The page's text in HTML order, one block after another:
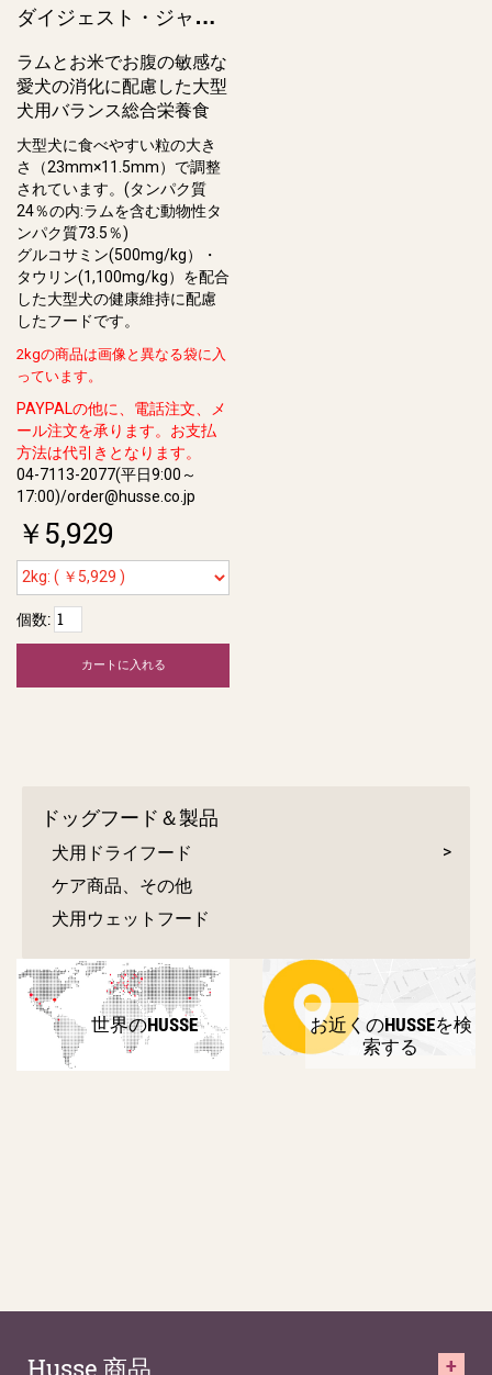
ダ
イジェスト・ジャイアント / Digest Giant
ラムとお米でお腹の敏感な
愛犬の消化に配慮した大型
犬用バランス総合栄養食
大型犬に食べやすい粒の大き
さ（23mm×11.5mm）で調整
されています。(タンパク質
24％の内:ラムを含む動物性タ
ンパク質73.5％)
グルコサミン(500mg/kg）・
タウリン(1,100mg/kg）を配合
した大型犬の健康維持に配慮
したフードです。
2kgの商品は画像と異なる袋に入
っています。
PAYPALの他に、電話注文、メ
ール注文を承ります。お支払
方法は代引きとなります。
04-7113-2077(平日9:00～
17:00)/order@husse.co.jp
￥5,929
個数:
カートに入れる
ドッグフード＆製品
犬用ドライフード
ケア商品、その他
犬用ウェットフード
世界のHUSSE
お近くのHUSSEを検
索する
Husse 商品